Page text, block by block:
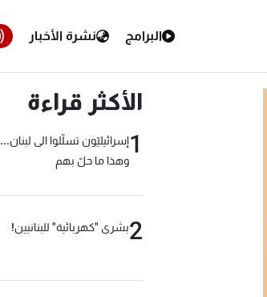
البرامج نشرة الأخبار
الأكثر قراءة
1إسرائيليّون تسلّلوا الى لبنان...
وهذا ما حلّ بهم
2بشرى "كهربائية" للبنانيين!